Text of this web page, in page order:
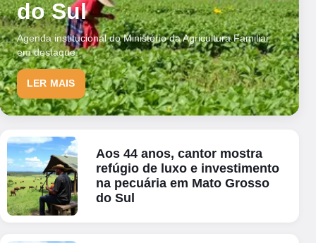
do Sul
Agenda institucional do Ministério da Agricultura Familiar
em destaque.
LER MAIS
Aos 44 anos, cantor mostra
refúgio de luxo e investimento
na pecuária em Mato Grosso
do Sul